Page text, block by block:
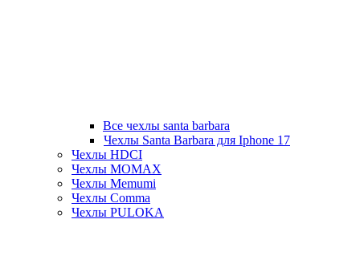
Все чехлы santa barbara
Чехлы Santa Barbara для Iphone 17
Чехлы HDCI
Чехлы MOMAX
Чехлы Memumi
Чехлы Comma
Чехлы PULOKA